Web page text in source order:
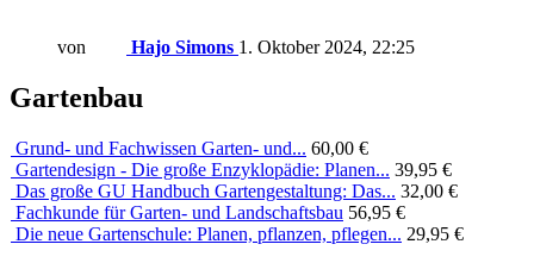
von Hajo Simons 1. Oktober 2024, 22:25
Gartenbau
Grund- und Fachwissen Garten- und... 60,00 €
Gartendesign - Die große Enzyklopädie: Planen... 39,95 €
Das große GU Handbuch Gartengestaltung: Das... 32,00 €
Fachkunde für Garten- und Landschaftsbau 56,95 €
Die neue Gartenschule: Planen, pflanzen, pflegen... 29,95 €